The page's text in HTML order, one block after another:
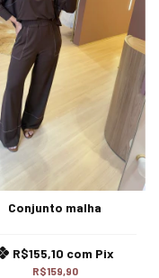
Conjunto malha
R$159,90
R$155,10 com Pix